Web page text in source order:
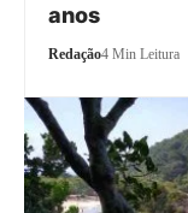
anos
Redação4 Min Leitura